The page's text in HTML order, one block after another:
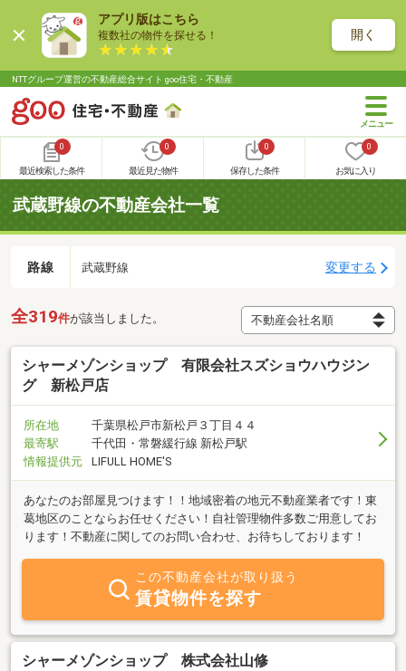
アプリ版はこちら
複数社の物件を探せる！ 開く
NTTグループ運営の不動産総合サイト goo住宅・不動産
0
最近検索した条件
0
最近見た物件
0
保存した条件
0
お気に入り
武蔵野線の不動産会社一覧
路線 武蔵野線 変更する
全319件が該当しました。
シャーメゾンショップ 有限会社スズショウハウジン
グ 新松戸店
所在地
千葉県松戸市新松戸３丁目４４
最寄駅
千代田・常磐緩行線 新松戸駅
情報提供元
LIFULL HOME'S
あなたのお部屋見つけます！！地域密着の地元不動産業者です！東
葛地区のことならお任せください！自社管理物件多数ご用意してお
ります！不動産に関してのお問い合わせ、お待ちしております！
この不動産会社が取り扱う
賃貸物件を探す
シャーメゾンショップ 株式会社山修